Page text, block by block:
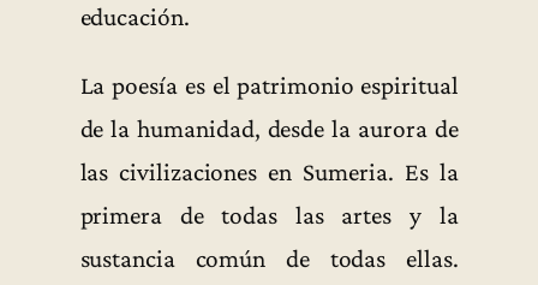
educación.
La poesía es el patrimonio espiritual
de la humanidad, desde la aurora de
las civilizaciones en Sumeria. Es la
primera de todas las artes y la
sustancia común de todas ellas.